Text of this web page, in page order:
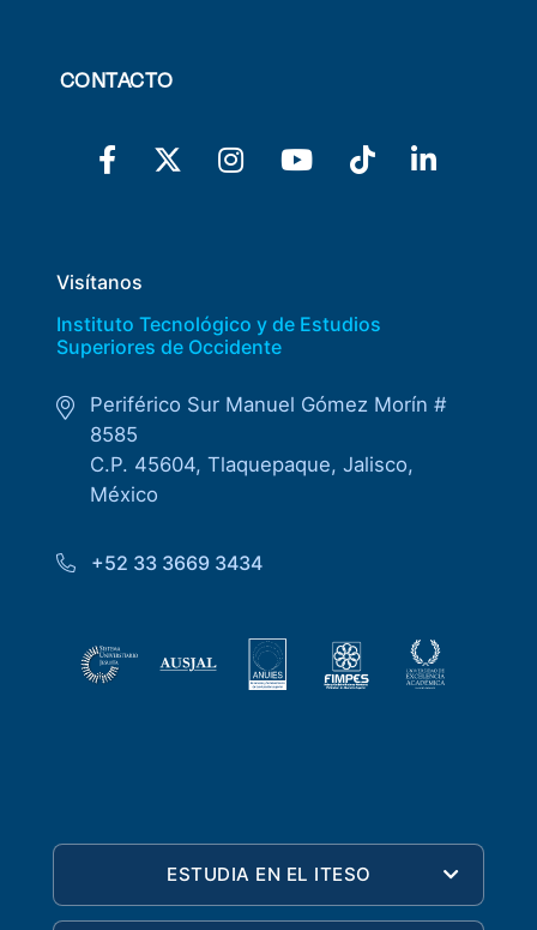
CONTACTO
Visítanos
Instituto Tecnológico y de Estudios
Superiores de Occidente
Periférico Sur Manuel Gómez Morín #
8585
C.P. 45604, Tlaquepaque, Jalisco,
México
+52 33 3669 3434
ESTUDIA EN EL ITESO